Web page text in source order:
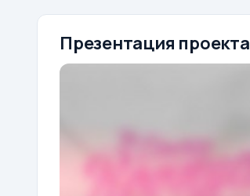
Презентация проекта